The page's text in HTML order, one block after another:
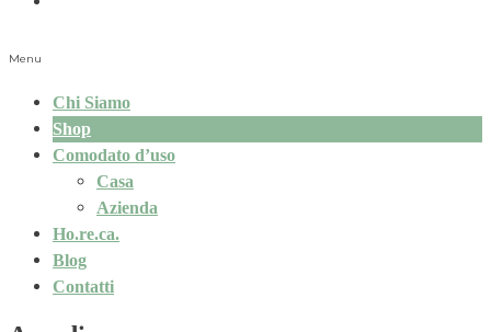
Menu
Chi Siamo
Shop
Comodato d’uso
Casa
Azienda
Ho.re.ca.
Blog
Contatti